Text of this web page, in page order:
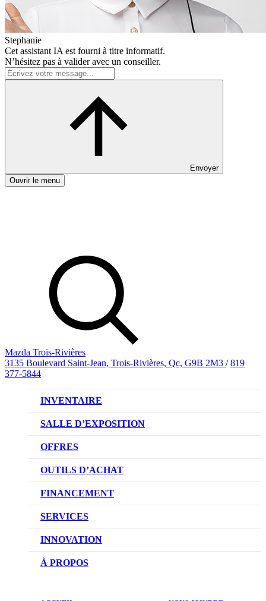
Stephanie
Cet assistant IA est fourni à titre informatif.
N’hésitez pas à valider avec un conseiller.
Envoyer
Ouvrir le menu
Mazda Trois-Rivières
3135 Boulevard Saint-Jean, Trois-Rivières, Qc, G9B 2M3 / 819
377-5844
INVENTAIRE
VÉHICULES NEUFS
VÉHICULES D’OCCASION
SALLE D’EXPOSITION
OFFRES
OFFRES DU CONCESSIONNAIRE
OUTILS D’ACHAT
CONFIGUREZ VOTRE VÉHICULE
RÉSERVEZ UN ESSAI ROUTIER
DEMANDEZ UN PRIX
FINANCEMENT
NOTRE DIFFÉRENCE
DEMANDE DE CRÉDIT AUTO
SERVICES
NOTRE PROMESSE
PRENDRE UN RENDEZ-VOUS
INNOVATION
TECHNOLOGIE SKYACTIV
À PROPOS